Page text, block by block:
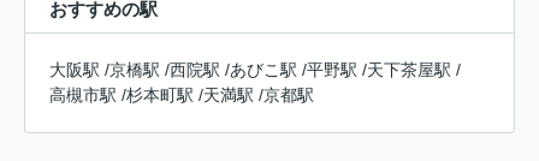
おすすめの駅
大阪駅 /京橋駅 /西院駅 /あびこ駅 /平野駅 /天下茶屋駅 /
高槻市駅 /杉本町駅 /天満駅 /京都駅